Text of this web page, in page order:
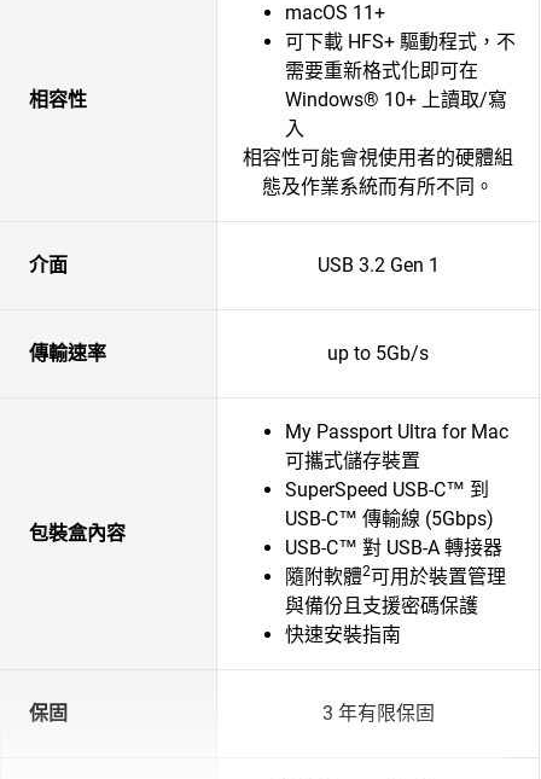
相容性
macOS 11+
可下載 HFS+ 驅動程式，不
需要重新格式化即可在
Windows® 10+ 上讀取/寫
入
相容性可能會視使用者的硬體組
態及作業系統而有所不同。
介面 USB 3.2 Gen 1
傳輸速率 up to 5Gb/s
包裝盒內容
My Passport Ultra for Mac
可攜式儲存裝置
SuperSpeed USB-C™ 到
USB-C™ 傳輸線 (5Gbps)
USB-C™ 對 USB-A 轉接器
隨附軟體2可用於裝置管理
與備份且支援密碼保護
快速安裝指南
保固 3 年有限保固